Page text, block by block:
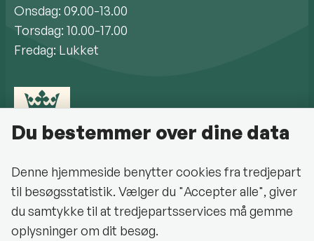
Onsdag: 09.00-13.00
Torsdag: 10.00-17.00
Fredag: Lukket
Cookiepolitik
Du bestemmer over dine data
Denne hjemmeside benytter cookies fra tredjepart
til besøgsstatistik. Vælger du "Accepter alle", giver
du samtykke til at tredjepartsservices må gemme
oplysninger om dit besøg.